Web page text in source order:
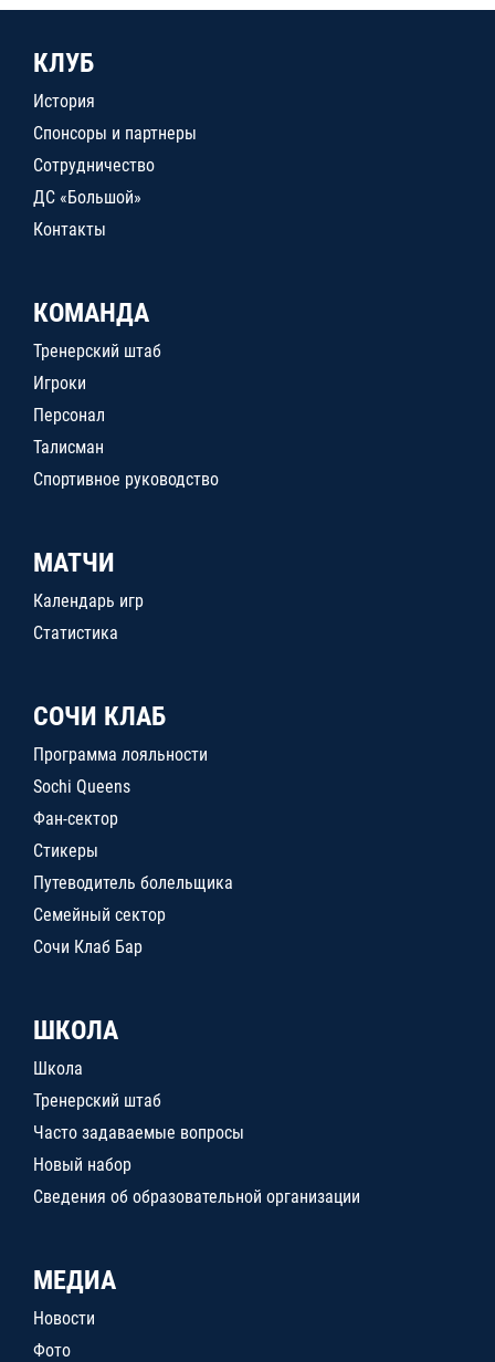
КЛУБ
История
Спонсоры и партнеры
Сотрудничество
ДС «Большой»
Контакты
КОМАНДА
Тренерский штаб
Игроки
Персонал
Талисман
Спортивное руководство
МАТЧИ
Календарь игр
Статистика
СОЧИ КЛАБ
Программа лояльности
Sochi Queens
Фан-сектор
Стикеры
Путеводитель болельщика
Семейный сектор
Сочи Клаб Бар
ШКОЛА
Школа
Тренерский штаб
Часто задаваемые вопросы
Новый набор
Сведения об образовательной организации
МЕДИА
Новости
Фото